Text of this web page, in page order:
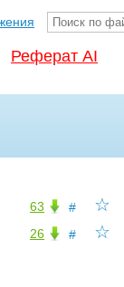
Реферат AI
☆
#
63
☆
#
26